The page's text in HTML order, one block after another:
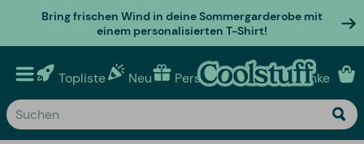
Bring frischen Wind in deine Sommergarderobe mit
einem personalisierten T-Shirt!
Topliste Neu Personalisierte geschenke